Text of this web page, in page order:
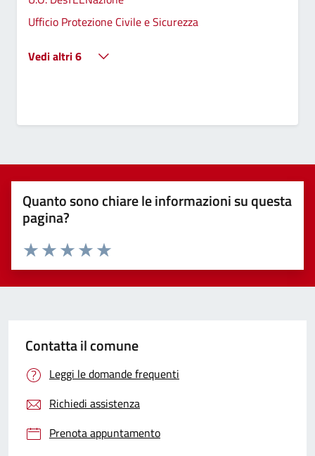
Ufficio Protezione Civile e Sicurezza
Vedi altri 6
Quanto sono chiare le informazioni su questa
pagina?
Valuta 5 stelle su 5
Valuta 4 stelle su 5
Valuta 3 stelle su 5
Valuta 2 stelle su 5
Valuta 1 stelle su 5
Contatta il comune
Leggi le domande frequenti
Richiedi assistenza
Prenota appuntamento